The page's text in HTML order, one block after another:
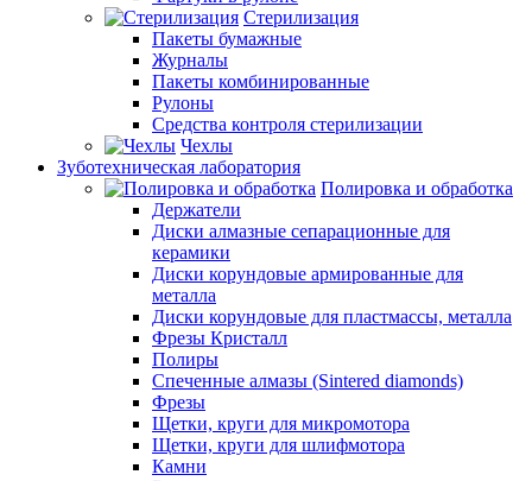
Стерилизация
Пакеты бумажные
Журналы
Пакеты комбинированные
Рулоны
Средства контроля стерилизации
Чехлы
Зуботехническая лаборатория
Полировка и обработка
Держатели
Диски алмазные сепарационные для
керамики
Диски корундовые армированные для
металла
Диски корундовые для пластмассы, металла
Фрезы Кристалл
Полиры
Спеченные алмазы (Sintered diamonds)
Фрезы
Щетки, круги для микромотора
Щетки, круги для шлифмотора
Камни